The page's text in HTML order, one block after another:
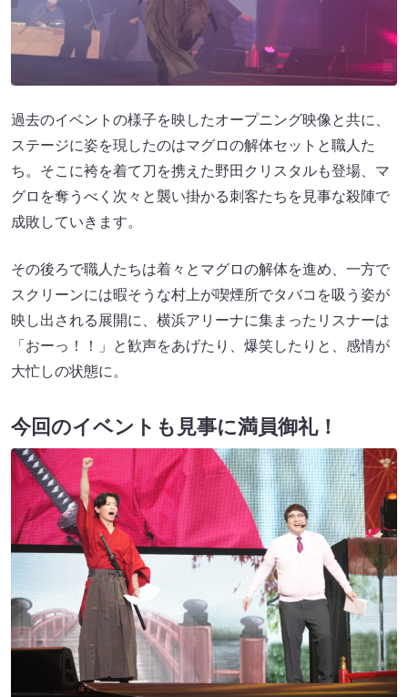
過去のイベントの様子を映したオープニング映像と共に、
ステージに姿を現したのはマグロの解体セットと職人た
ち。そこに袴を着て刀を携えた野田クリスタルも登場、マ
グロを奪うべく次々と襲い掛かる刺客たちを見事な殺陣で
成敗していきます。
その後ろで職人たちは着々とマグロの解体を進め、一方で
スクリーンには暇そうな村上が喫煙所でタバコを吸う姿が
映し出される展開に、横浜アリーナに集まったリスナーは
「おーっ！！」と歓声をあげたり、爆笑したりと、感情が
大忙しの状態に。
今回のイベントも見事に満員御礼！